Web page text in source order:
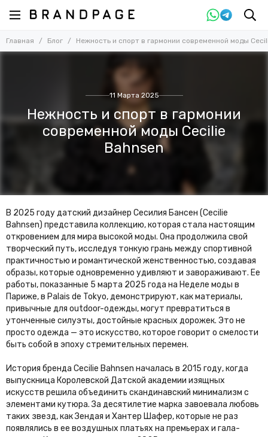
Главная Блог Нежность и спорт в гармонии современной моды
11 Марта 2025
Нежность и спорт в гармонии
современной моды Cecilie
Bahnsen
В 2025 году датский дизайнер Сесилия Бансен (Cecilie
Bahnsen) представила коллекцию, которая стала настоящим
откровением для мира высокой моды. Она продолжила свой
творческий путь, исследуя тонкую грань между спортивной
практичностью и романтической женственностью, создавая
образы, которые одновременно удивляют и завораживают. Ее
работы, показанные 5 марта 2025 года на Неделе моды в
Париже, в Palais de Tokyo, демонстрируют, как материалы,
привычные для outdoor-одежды, могут превратиться в
утонченные силуэты, достойные красных дорожек. Это не
просто одежда — это искусство, которое говорит о смелости
быть собой в эпоху стремительных перемен.
История бренда Cecilie Bahnsen началась в 2015 году, когда
выпускница Королевской Датской академии изящных
искусств решила объединить скандинавский минимализм с
элементами кутюра. За десятилетие марка завоевала любовь
таких звезд, как Зендая и Хантер Шафер, которые не раз
появлялись в ее воздушных платьях на премьерах и гала-